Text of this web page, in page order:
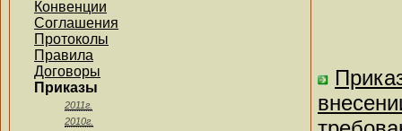
Конвенции
Соглашения
Протоколы
Правила
Договоры
Приказы
2011г.
2010г.